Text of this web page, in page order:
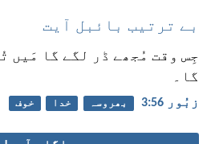
بے ترتیب بائبل آیت
جِس وقت مُجھے ڈر لگے گا
مَیں
گا۔
زبُور 56:‏3 بھروسہ خدا خوف